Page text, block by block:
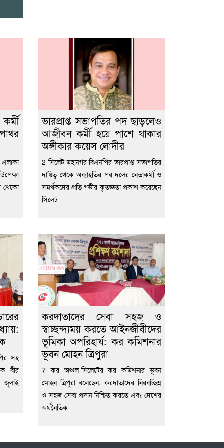
এলাকা
খেকো
ভারপ্রাপ্ত সভাপতির পদ ছাড়লেও
আজীবন কর্মী হয়ে পাশে থাকার
অঙ্গীকার কয়েস লোদীর
2 সিলেট মহানগর বিএনপির ভারপ্রাপ্ত সভাপতির
দায়িত্ব থেকে অব্যাহতির পর দলের নেতাকর্মী ও
সমর্থকদের প্রতি গভীর কৃতজ্ঞতা প্রকাশ করেছেন
সিলেট
সহ
বীর
জুলাই
করদাতাদের সেবা সহজ ও
স্বাচ্ছন্দ্যময় করতে আইনজীবীদের
ভূমিকা অপরিহার্য: কর কমিশনার
ভূবন মোহন ত্রিপুরা
7 কর অঞ্চল-সিলেটের কর কমিশনার ভূবন
মোহন ত্রিপুরা বলেছেন, করদাতাদের নিরবচ্ছিন্ন
ও সহজ সেবা প্রদান নিশ্চিত করতে এবং দেশের
অর্থনৈতিক